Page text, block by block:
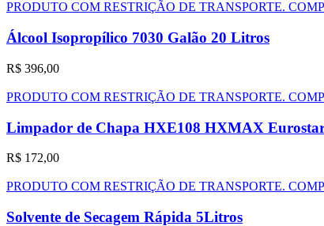
PRODUTO COM RESTRIÇÃO DE TRANSPORTE.
Álcool Isopropílico 7030 Galão 20 Litros
R$ 396,00
PRODUTO COM RESTRIÇÃO DE TRANSPORTE.
Limpador de Chapa HXE108 HXMAX
R$ 172,00
PRODUTO COM RESTRIÇÃO DE TRANSPORTE.
Solvente de Secagem Rápida 5Litros